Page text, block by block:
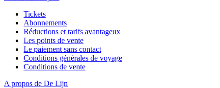
Tickets
Abonnements
Réductions et tarifs avantageux
Les points de vente
Le paiement sans contact
Conditions générales de voyage
Conditions de vente
A propos de De Lijn